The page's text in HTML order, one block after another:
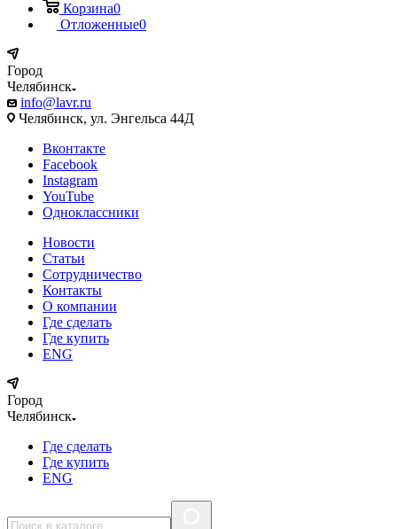
Корзина0
Отложенные0
Город
Челябинск
info@lavr.ru
Челябинск, ул. Энгельса 44Д
Вконтакте
Facebook
Instagram
YouTube
Одноклассники
Новости
Статьи
Сотрудничество
Контакты
О компании
Где сделать
Где купить
ENG
Город
Челябинск
Где сделать
Где купить
ENG